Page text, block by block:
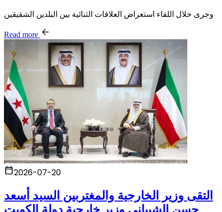
وجرى خلال اللقاء استعراض العلاقات الثنائية بين البلدين الشقيقين
Read more
2026-07-20
التقى وزير الخارجية والمغتربين السيد أسعد